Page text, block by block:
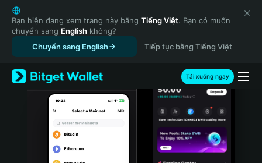
English
日本語
Tiếng Việt
Русский
Español (Latinoamérica)
Türkçe
Italiano
Português (Portugal)
Bạn hiện đang xem trang này bằng Tiếng Việt. Bạn có muốn
chuyển sang English không?
Chuyển sang English
Tiếp tục bằng Tiếng Việt
Tải xuống ngay